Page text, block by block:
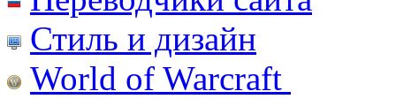
Стиль и дизайн
World of Warcraft